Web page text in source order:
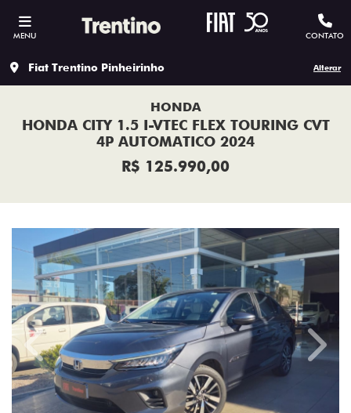
MENU CONTATO
Fiat Trentino Pinheirinho Alterar
HONDA
HONDA CITY 1.5 I-VTEC FLEX TOURING CVT
4P AUTOMATICO 2024
R$ 125.990,00
Previous Next